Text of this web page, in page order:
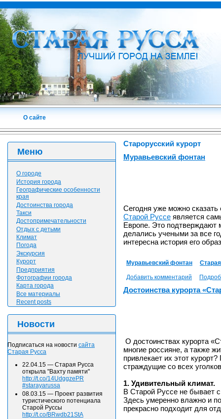
О сайте
Старорусский курорт
Муравьевский фонтан
Сегодня уже можно
Старой Руссе является
Европе. Это подтверждают
делались учеными за все
интересна история его
Муравьевский фонтан
Добавить комментарий
Достоинства курорта
О достоинствах курорта
многие россияне, а также
привлекает их этот
страждущие со всех
1. Удивительный климат.
В Старой Руссе не бывает
Здесь умеренно влажно и
прекрасно подходит для
Меню
О городе
История города
Географические особенности
края
Достоинства города
Такси
Достопримечательности
Отдых с детьми
Климат
Погода
Экскурсия
Курорт
Предприятия
Фотографии города
Карта города
Все материалы
Recent posts
Новости
Подписаться на новости сайта
Старая Русса
22.04.15 — Старая Русса
открыла "Вахту памяти"
http://t.co/14UdggzePR
#starayarussa
08.03.15 — Проект развития
туристического потенциала
Старой Руссы
http://t.co/BRwdb21StA